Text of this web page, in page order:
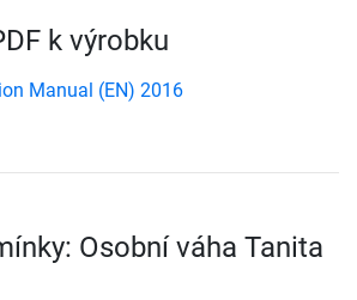
k výrobku
Manual (EN) 2016
Osobní váha Tanita